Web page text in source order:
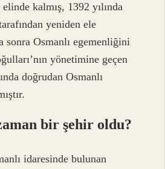
kalmış, 1392 yılında
yeniden ele
sonra Osmanlı egemenliğini
yönetimine geçen
doğrudan Osmanlı
bir şehir oldu?
idaresinde bulunan